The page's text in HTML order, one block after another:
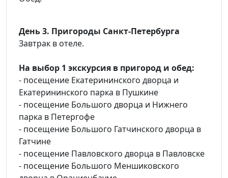
День 3. Пригороды Санкт-Петербурга
Завтрак в отеле.
На выбор 1 экскурсия в пригород и обед:
- посещение Екатерининского дворца и
Екатерининского парка в Пушкине
- посещение Большого дворца и Нижнего
парка в Петергофе
- посещение Большого Гатчинского дворца в
Гатчине
- посещение Павловского дворца в Павловске
- посещение Большого Меншиковского